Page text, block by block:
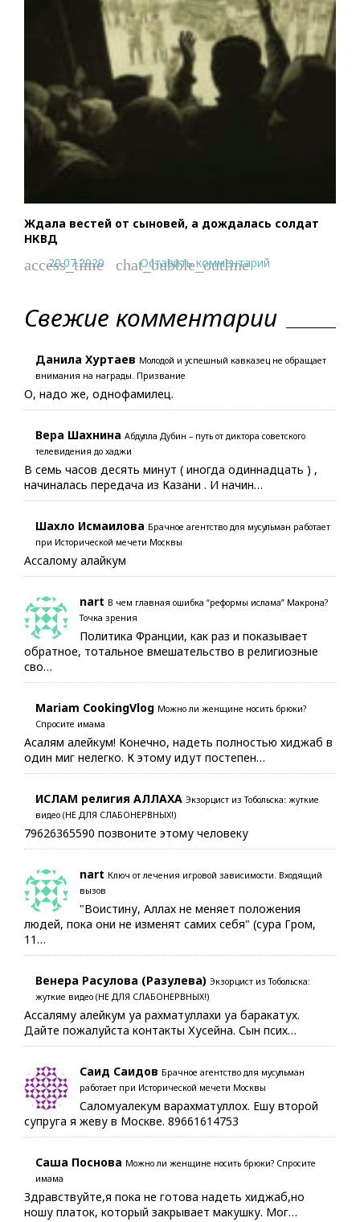
Ждала вестей от сыновей, а дождалась солдат
НКВД
access_time
20.07.2020 chat_bubble_outline
Оставить комментарий
Свежие комментарии
Данила Хуртаев Молодой и успешный кавказец не обращает
внимания на награды. Призвание
О, надо же, однофамилец.
Вера Шахнина Абдулла Дубин – путь от диктора советского
телевидения до хаджи
В семь часов десять минут ( иногда одиннадцать ) ,
начиналась передача из Казани . И начин…
Шахло Исмаилова Брачное агентство для мусульман работает
при Исторической мечети Москвы
Ассалому алайкум
nart В чем главная ошибка “реформы ислама” Макрона?
Точка зрения
Политика Франции, как раз и показывает
обратное, тотальное вмешательство в религиозные
сво…
Mariam CookingVlog Можно ли женщине носить брюки?
Спросите имама
Асалям алейкум! Конечно, надеть полностью хиджаб в
один миг нелегко. К этому идут постепен…
ИСЛАМ религия АЛЛАХА Экзорцист из Тобольска: жуткие
видео (НЕ ДЛЯ СЛАБОНЕРВНЫХ!)
79626365590 позвоните этому человеку
nart Ключ от лечения игровой зависимости. Входящий
вызов
"Воистину, Аллах не меняет положения
людей, пока они не изменят самих себя" (сура Гром,
11…
Венера Расулова (Разулева) Экзорцист из Тобольска:
жуткие видео (НЕ ДЛЯ СЛАБОНЕРВНЫХ!)
Ассаляму алейкум уа рахматуллахи уа баракатух.
Дайте пожалуйста контакты Хусейна. Сын псих…
Саид Саидов Брачное агентство для мусульман
работает при Исторической мечети Москвы
Саломуалекум варахматуллох. Ешу второй
супруга я жеву в Москве. 89661614753
Саша Поснова Можно ли женщине носить брюки? Спросите
имама
Здравствуйте,я пока не готова надеть хиджаб,но
ношу платок, который закрывает макушку. Мог…